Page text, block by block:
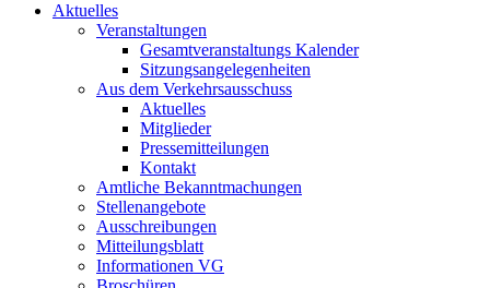
Aktuelles
Veranstaltungen
Gesamtveranstaltungs Kalender
Sitzungsangelegenheiten
Aus dem Verkehrsausschuss
Aktuelles
Mitglieder
Pressemitteilungen
Kontakt
Amtliche Bekanntmachungen
Stellenangebote
Ausschreibungen
Mitteilungsblatt
Informationen VG